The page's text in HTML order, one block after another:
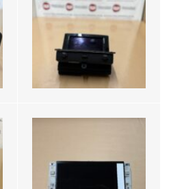
Audi Q3 F3 Beelscherm
€599,-